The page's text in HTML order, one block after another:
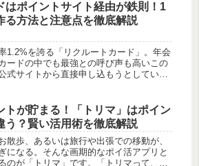
はポイントサイト経由が鉄則！1
る方法と注意点を徹底解説
1.2%を誇る「リクルートカード」。年会
ードの中でも最強との呼び声も高いこの
式サイトから直接申し込もうとしていま
トが貯まる！「トリマ」はポイン
う？賢い活用術を徹底解説
散歩、あるいは旅行や出張での移動が、
になる。そんな画期的なポイ活アプリと
のが「トリマ」です。「トリマって、普